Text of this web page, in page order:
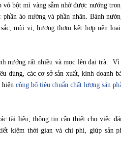
bột mì vàng sẫm nhờ được nướng
áo nướng và phần nhân. Bánh
mùi vị, hương thơm kết hợp nên
nướng rất nhiều và mọc lên đại trà.
dùng, các cơ sở sản xuất, kinh doanh
hiện công bố tiêu chuẩn chất lượng sản
tài liệu, thông tin cần thiết cho việc
kiệm thời gian và chi phí, giúp sản